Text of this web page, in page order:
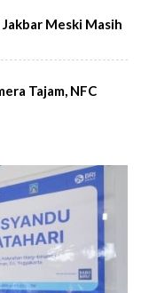
Meski Masih
Tajam, NFC